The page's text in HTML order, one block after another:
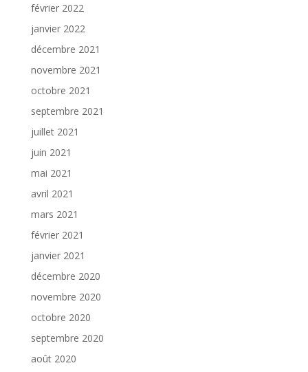
février 2022
janvier 2022
décembre 2021
novembre 2021
octobre 2021
septembre 2021
juillet 2021
juin 2021
mai 2021
avril 2021
mars 2021
février 2021
janvier 2021
décembre 2020
novembre 2020
octobre 2020
septembre 2020
août 2020